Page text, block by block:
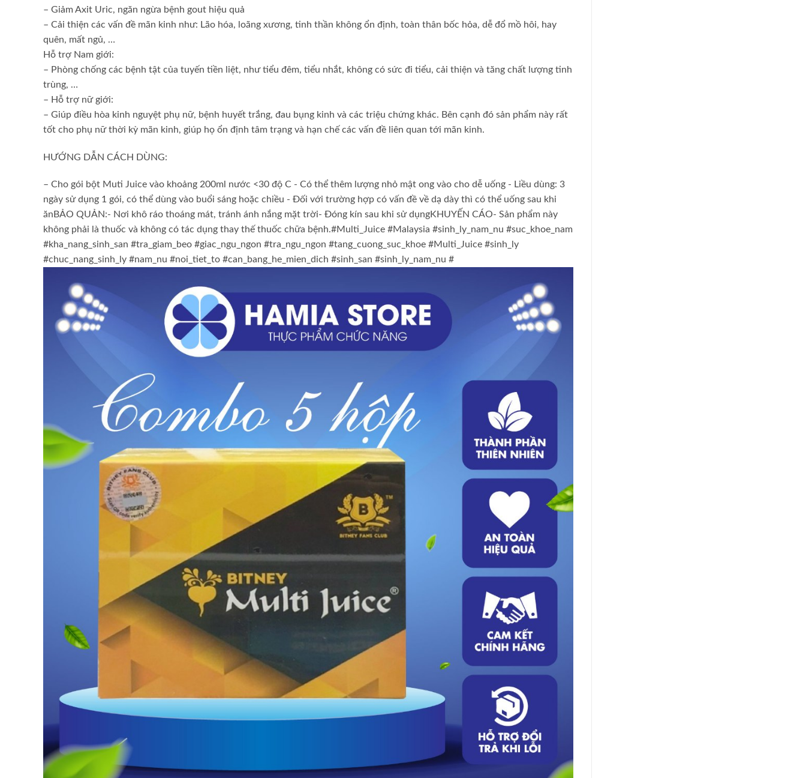
– Giảm Axit Uric, ngăn ngừa bệnh gout hiệu quả
– Cải thiện các vấn đề mãn kinh như: Lão hóa, loãng xương, tinh thần không ổn định, toàn thân bốc hỏa, dễ đổ mồ hôi, hay
quên, mất ngủ, …
Hỗ trợ Nam giới:
– Phòng chống các bệnh tật của tuyến tiền liệt, như tiểu đêm, tiểu nhắt, không có sức đi tiểu, cải thiện và tăng chất lượng tinh
trùng, …
– Hỗ trợ nữ giới:
– Giúp điều hòa kinh nguyệt phụ nữ, bệnh huyết trắng, đau bụng kinh và các triệu chứng khác. Bên cạnh đó sản phẩm này rất
tốt cho phụ nữ thời kỳ mãn kinh, giúp họ ổn định tâm trạng và hạn chế các vấn đề liên quan tới mãn kinh.
HƯỚNG DẪN CÁCH DÙNG:
– Cho gói bột Muti Juice vào khoảng 200ml nước <30 độ C - Có thể thêm lượng nhỏ mật ong vào cho dễ uống - Liều dùng: 3
ngày sử dụng 1 gói, có thể dùng vào buổi sáng hoặc chiều - Đối với trường hợp có vấn đề về dạ dày thì có thể uống sau khi
ănBẢO QUẢN:- Nơi khô ráo thoáng mát, tránh ánh nắng mặt trời- Đóng kín sau khi sử dụngKHUYẾN CÁO- Sản phẩm này
không phải là thuốc và không có tác dụng thay thế thuốc chữa bệnh.#Multi_Juice #Malaysia #sinh_ly_nam_nu #suc_khoe_nam
#kha_nang_sinh_san #tra_giam_beo #giac_ngu_ngon #tra_ngu_ngon #tang_cuong_suc_khoe #Multi_Juice #sinh_ly
#chuc_nang_sinh_ly #nam_nu #noi_tiet_to #can_bang_he_mien_dich #sinh_san #sinh_ly_nam_nu #